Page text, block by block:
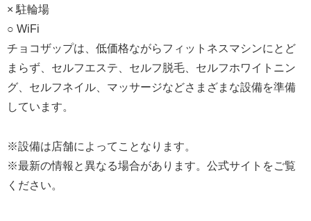
× 駐輪場
○ WiFi
チョコザップは、低価格ながらフィットネスマシンにとど
まらず、セルフエステ、セルフ脱毛、セルフホワイトニン
グ、セルフネイル、マッサージなどさまざまな設備を準備
しています。
※設備は店舗によってことなります。
※最新の情報と異なる場合があります。公式サイトをご覧
ください。